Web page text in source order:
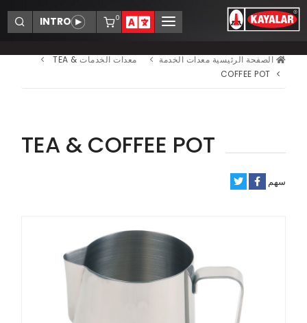
0
الشركات
منتجات
أخبار
اتصل بنا
الصفحة الرئيسية معدات الخدمة معدات الخدمات TEA &
COFFEE POT
TEA & COFFEE POT
سهم